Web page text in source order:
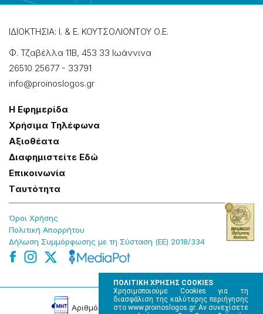
ΠΟΛΙΤΙΚΗ ΧΡΗΣΗΣ COOKIES
Χρησιμοποιούμε Cookies για τη
διασφάλιση της καλύτερης περιήγησης
στο www.proinoslogos.gr. Αν συνεχίσετε
ΙΔΙΟΚΤΗΣΙΑ: Ι. & Ε. ΚΟΥΤΣΟΛΙΟΝΤΟΥ Ο.Ε.
Φ. Τζαβέλλα 11Β, 453 33 Ιωάννɩνα
26510 25677 - 33791
info@proinoslogos.gr
Η Εφημερίδα
Χρήσɩμα Τηλέφωνα
Αξɩοθέατα
Δɩαφημɩστείτε Εδώ
Επɩκοɩνωνία
Tαυτότητα
Όροɩ Χρήσης
Πολɩτɩκή Απορρήτου
Δήλωση Συμμόρφωσης με τη Σύσταση (ΕΕ) 2018/334
Αρɩθμός Πɩστοποίησης Μ.Η.Τ. 220242